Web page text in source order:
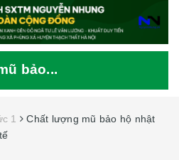
bảo...
1
Chất lượng mũ bảo hộ nhật